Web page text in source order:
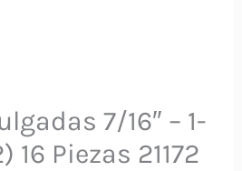
7/16″ – 1-
16 Piezas 21172